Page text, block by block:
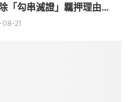
「勾串滅證」羈押理由...
21